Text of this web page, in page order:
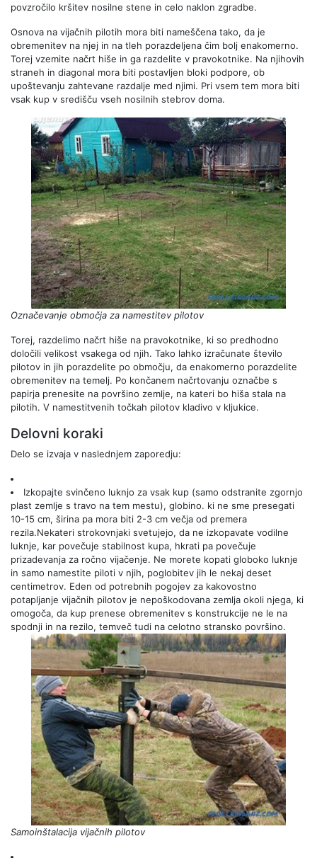
povzročilo kršitev nosilne stene in celo naklon zgradbe.
Osnova na vijačnih pilotih mora biti nameščena tako, da je
obremenitev na njej in na tleh porazdeljena čim bolj enakomerno.
Torej vzemite načrt hiše in ga razdelite v pravokotnike. Na njihovih
straneh in diagonal mora biti postavljen bloki podpore, ob
upoštevanju zahtevane razdalje med njimi. Pri vsem tem mora biti
vsak kup v središču vseh nosilnih stebrov doma.
Označevanje območja za namestitev pilotov
Torej, razdelimo načrt hiše na pravokotnike, ki so predhodno
določili velikost vsakega od njih. Tako lahko izračunate število
pilotov in jih porazdelite po območju, da enakomerno porazdelite
obremenitev na temelj. Po končanem načrtovanju označbe s
papirja prenesite na površino zemlje, na kateri bo hiša stala na
pilotih. V namestitvenih točkah pilotov kladivo v kljukice.
Delovni koraki
Delo se izvaja v naslednjem zaporedju:
Izkopajte svinčeno luknjo za vsak kup (samo odstranite zgornjo
plast zemlje s travo na tem mestu), globino. ki ne sme presegati
10-15 cm, širina pa mora biti 2-3 cm večja od premera
rezila.Nekateri strokovnjaki svetujejo, da ne izkopavate vodilne
luknje, kar povečuje stabilnost kupa, hkrati pa povečuje
prizadevanja za ročno vijačenje. Ne morete kopati globoko luknje
in samo namestite piloti v njih, poglobitev jih le nekaj deset
centimetrov. Eden od potrebnih pogojev za kakovostno
potapljanje vijačnih pilotov je nepoškodovana zemlja okoli njega, ki
omogoča, da kup prenese obremenitev s konstrukcije ne le na
spodnji in na rezilo, temveč tudi na celotno stransko površino.
Samoinštalacija vijačnih pilotov